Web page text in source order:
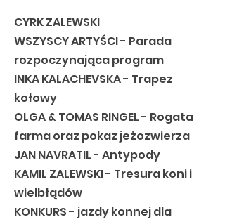
CYRK ZALEWSKI
WSZYSCY ARTYŚCI - Parada
rozpoczynająca program
INKA KALACHEVSKA - Trapez
kołowy
OLGA & TOMAS RINGEL - Rogata
farma oraz pokaz jeżozwierza
JAN NAVRATIL - Antypody
KAMIL ZALEWSKI - Tresura koni i
wielbłądów
KONKURS - jazdy konnej dla